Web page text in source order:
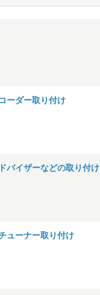
ーダー取り付け
バイザーなどの取り付け
ューナー取り付け